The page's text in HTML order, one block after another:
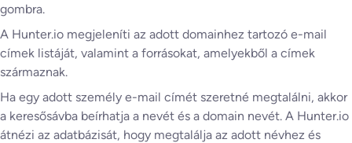
gombra.
A Hunter.io megjeleníti az adott domainhez tartozó e-mail
címek listáját, valamint a forrásokat, amelyekből a címek
származnak.
Ha egy adott személy e-mail címét szeretné megtalálni, akkor
a keresősávba beírhatja a nevét és a domain nevét. A Hunter.io
átnézi az adatbázisát, hogy megtalálja az adott névhez és